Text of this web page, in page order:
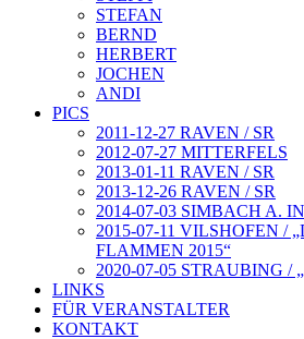
STEFAN
BERND
HERBERT
JOCHEN
ANDI
PICS
2011-12-27 RAVEN / SR
2012-07-27 MITTERFELS
2013-01-11 RAVEN / SR
2013-12-26 RAVEN / SR
2014-07-03 SIMBACH A.
2015-07-11 VILSHOFEN /
FLAMMEN 2015“
2020-07-05 STRAUBING /
LINKS
FÜR VERANSTALTER
KONTAKT